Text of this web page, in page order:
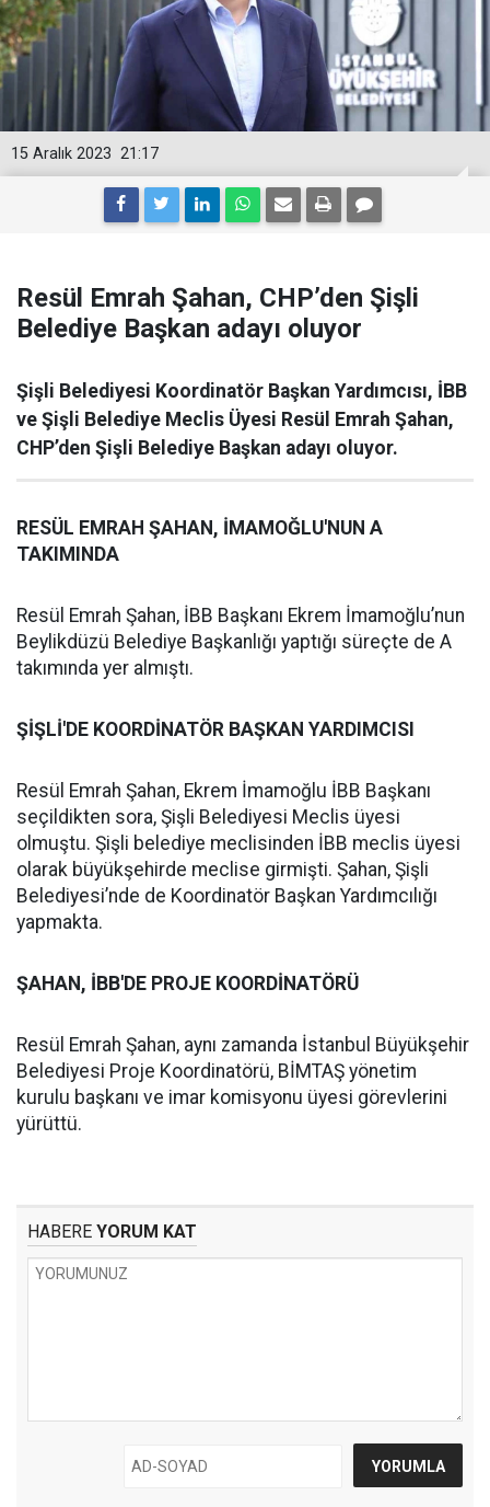
21:17
15 Aralık 2023
Resül Emrah Şahan, CHP’den Şişli
Belediye Başkan adayı oluyor
Şişli Belediyesi Koordinatör Başkan Yardımcısı, İBB
ve Şişli Belediye Meclis Üyesi Resül Emrah Şahan,
CHP’den Şişli Belediye Başkan adayı oluyor.
RESÜL EMRAH ŞAHAN, İMAMOĞLU'NUN A
TAKIMINDA
Resül Emrah Şahan, İBB Başkanı Ekrem İmamoğlu’nun
Beylikdüzü Belediye Başkanlığı yaptığı süreçte de A
takımında yer almıştı.
ŞİŞLİ'DE KOORDİNATÖR BAŞKAN YARDIMCISI
Resül Emrah Şahan, Ekrem İmamoğlu İBB Başkanı
seçildikten sora, Şişli Belediyesi Meclis üyesi
olmuştu. Şişli belediye meclisinden İBB meclis üyesi
olarak büyükşehirde meclise girmişti. Şahan, Şişli
Belediyesi’nde de Koordinatör Başkan Yardımcılığı
yapmakta.
ŞAHAN, İBB'DE PROJE KOORDİNATÖRÜ
Resül Emrah Şahan, aynı zamanda İstanbul Büyükşehir
Belediyesi Proje Koordinatörü, BİMTAŞ yönetim
kurulu başkanı ve imar komisyonu üyesi görevlerini
yürüttü.
HABERE YORUM KAT